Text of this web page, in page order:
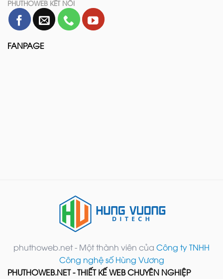
PHUTHOWEB KẾT NỐI
FANPAGE
phuthoweb.net - Một thành viên của Công ty TNHH
Công nghệ số Hùng Vương
PHUTHOWEB.NET - THIẾT KẾ WEB CHUYÊN NGHIỆP